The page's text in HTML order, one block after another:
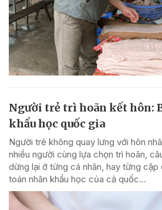
Người trẻ trì hoãn kết hôn:
khẩu học quốc gia
Người trẻ không quay lưng với hôn
nhiều người cùng lựa chọn trì hoãn,
dừng lại ở từng cá nhân, hay từng cặp
toán nhân khẩu học của cả quốc...